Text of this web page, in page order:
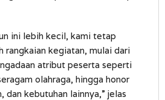
ini lebih kecil, kami tetap
rangkaian kegiatan, mulai dari
atribut peserta seperti
olahraga, hingga honor
dan kebutuhan lainnya,” jelas